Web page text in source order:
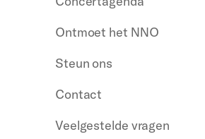
Ontmoet het NNO
Steun ons
Contact
Veelgestelde vragen